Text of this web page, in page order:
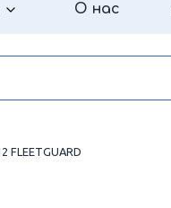
О нас
FLEETGUARD